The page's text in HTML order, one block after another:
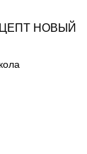
НОВЫЙ